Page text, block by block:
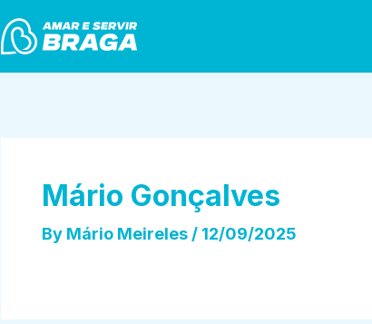
Mário Gonçalves
By Mário Meireles / 12/09/2025
navigation